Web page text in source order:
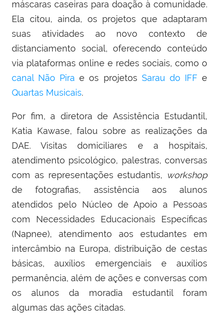
máscaras caseiras para doação à comunidade.
Ela citou, ainda, os projetos que adaptaram
suas atividades ao novo contexto de
distanciamento social, oferecendo conteúdo
via plataformas online e redes sociais, como o
canal Não Pira e os projetos Sarau do IFF e
Quartas Musicais.
Por fim, a diretora de Assistência Estudantil,
Katia Kawase, falou sobre as realizações da
DAE. Visitas domiciliares e a hospitais,
atendimento psicológico, palestras, conversas
com as representações estudantis, workshop
de fotografias, assistência aos alunos
atendidos pelo Núcleo de Apoio a Pessoas
com Necessidades Educacionais Específicas
(Napnee), atendimento aos estudantes em
intercâmbio na Europa, distribuição de cestas
básicas, auxílios emergenciais e auxílios
permanência, além de ações e conversas com
os alunos da moradia estudantil foram
algumas das ações citadas.